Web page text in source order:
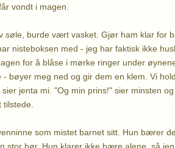
vondt i magen.
søle, burde vært vasket. Gjør ham klar for
nisteboksen med - jeg har faktisk ikke
for å blåse i mørke ringer under
bøyer meg ned og gir dem en klem. Vi
jenta mi. "Og min prins!" sier minsten
som mistet barnet sitt. Hun bærer
stor bør. Hun klarer ikke bære alene, så